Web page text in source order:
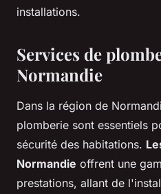
installations.
Services de
Normandie
Dans la région de
plomberie sont essentiels
sécurité des habitations.
Normandie offrent une
prestations, allant de